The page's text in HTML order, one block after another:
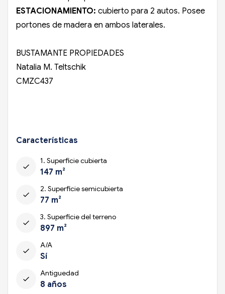
ESTACIONAMIENTO: cubierto para 2 autos. Posee
portones de madera en ambos laterales.
BUSTAMANTE PROPIEDADES
Natalia M. Teltschik
CMZC437
Características
check
1. Superficie cubierta
147 m²
check
2. Superficie semicubierta
77 m²
check
3. Superficie del terreno
897 m²
check
A/A
Sí
check
Antiguedad
8 años